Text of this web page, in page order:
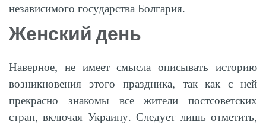
независимого государства Болгария.
Женский день
Наверное, не имеет смысла описывать историю
возникновения этого праздника, так как с ней
прекрасно знакомы все жители постсоветских
стран, включая Украину. Следует лишь отметить,